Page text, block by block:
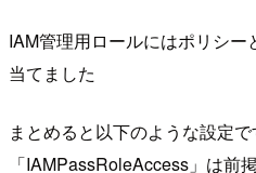
IAM管理用ロールにはポリシー
当てました
まとめると以下のような設定で
「IAMPassRoleAccess」は前